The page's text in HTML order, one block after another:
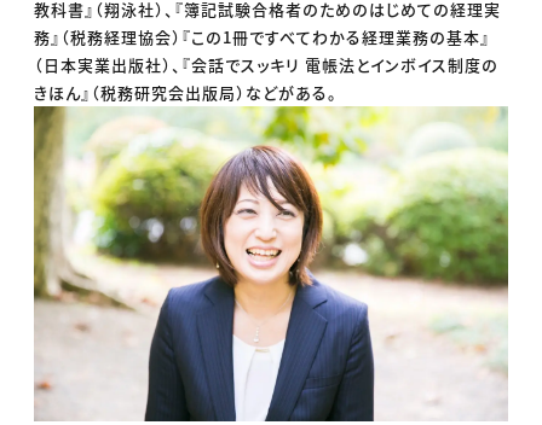
教科書』（翔泳社）、『簿記試験合格者のためのはじめての経理実
務』（税務経理協会）『この1冊ですべてわかる経理業務の基本』
（日本実業出版社）、『会話でスッキリ 電帳法とインボイス制度の
きほん』（税務研究会出版局）などがある。